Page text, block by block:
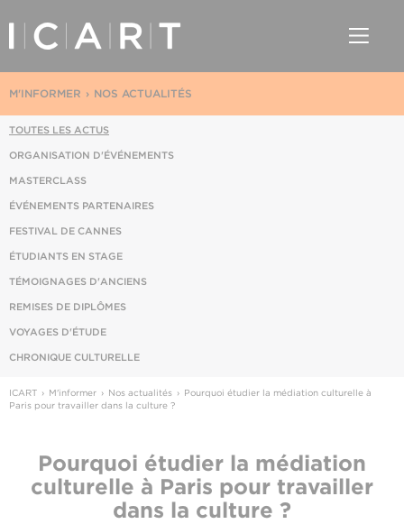
NOS ACTUALITÉS
M'INFORMER
TOUTES LES ACTUS
ORGANISATION D'ÉVÉNEMENTS
MASTERCLASS
ÉVÉNEMENTS PARTENAIRES
FESTIVAL DE CANNES
ÉTUDIANTS EN STAGE
TÉMOIGNAGES D'ANCIENS
REMISES DE DIPLÔMES
VOYAGES D'ÉTUDE
CHRONIQUE CULTURELLE
ICART M'informer Nos actualités
Pourquoi étudier la médiation culturelle à
Paris pour travailler dans la culture ?
Pourquoi étudier la médiation
culturelle à Paris pour travailler
dans la culture ?